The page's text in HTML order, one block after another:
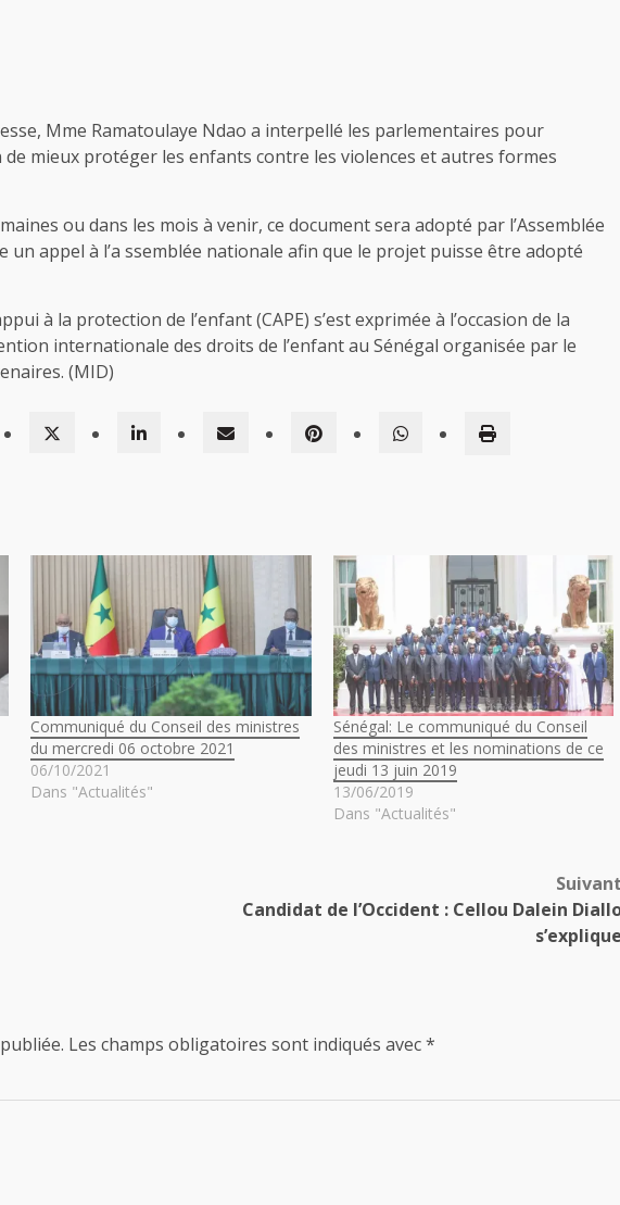
Mme Ramatoulaye Ndao a interpellé les parlementaires pour
de mieux protéger les enfants contre les violences et autres formes
ou dans les mois à venir, ce document sera adopté par l’Assemblée
un appel à l’a ssemblée nationale afin que le projet puisse être adopté
à la protection de l’enfant (CAPE) s’est exprimée à l’occasion de la
internationale des droits de l’enfant au Sénégal organisée par le
(MID)
Communiqué du Conseil des ministres
du mercredi 06 octobre 2021
06/10/2021
Dans "Actualités"
Sénégal: Le communiqué du Conseil
des ministres et les nominations de ce
jeudi 13 juin 2019
13/06/2019
Dans "Actualités"
Suivant
Candidat de l’Occident : Cellou Dalein
s’explique
Les champs obligatoires sont indiqués avec*